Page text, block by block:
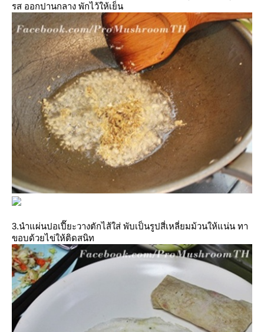
รส ออกปานกลาง พักไว้ให้เย็น
3.นำแผ่นปอเปี๊ยะวางตักไส้ใส่ พับเป็นรูปสี่เหลี่ยมม้วนให้แน่น ทา
ขอบด้วยไข่ให้ติดสนิท